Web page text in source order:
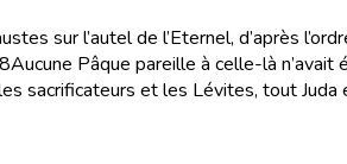
sur l’autel de l’Eternel, d’après
Aucune Pâque pareille à celle-là
sacrificateurs et les Lévites, tout